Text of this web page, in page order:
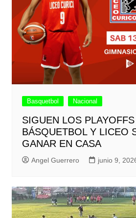
Basquetbol Nacional
SIGUEN LOS
BÁSQUETBOL Y LICEO
GANAR EN CASA
Angel Guerrero junio 9,